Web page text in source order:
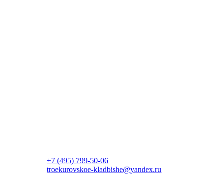
+7 (495) 799-50-06
troekurovskoe-kladbishe@yandex.ru